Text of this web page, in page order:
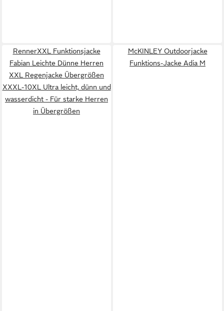
RennerXXL Funktionsjacke
Fabian Leichte Dünne Herren
XXL Regenjacke Übergrößen
XXXL-10XL Ultra leicht, dünn und
wasserdicht - Für starke Herren
in Übergrößen
McKINLEY Outdoorjacke
Funktions-Jacke Adia M